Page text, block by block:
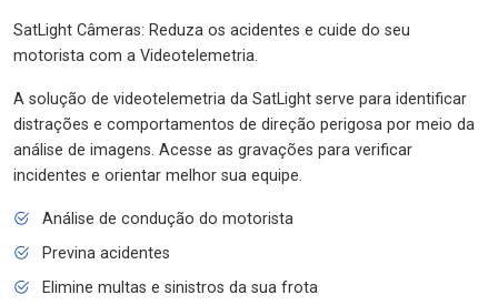
SatLight Câmeras: Reduza os acidentes e cuide do seu
motorista com a Videotelemetria.
A solução de videotelemetria da SatLight serve para identificar
distrações e comportamentos de direção perigosa por meio da
análise de imagens. Acesse as gravações para verificar
incidentes e orientar melhor sua equipe.
Análise de condução do motorista
Previna acidentes
Elimine multas e sinistros da sua frota